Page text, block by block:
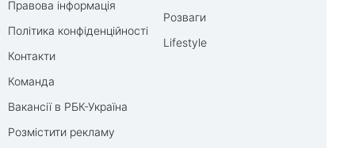
Правова інформація
Політика конфіденційності
Контакти
Команда
Вакансії в РБК-Україна
Розмістити рекламу
Розваги
Lifestyle